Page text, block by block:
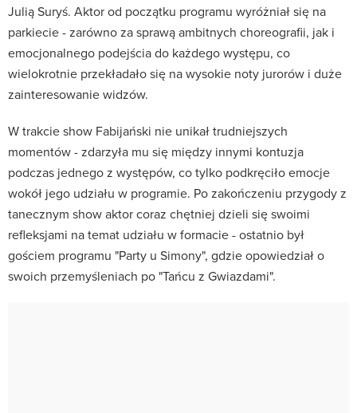
Julią Suryś. Aktor od początku programu wyróżniał się na
parkiecie - zarówno za sprawą ambitnych choreografii, jak i
emocjonalnego podejścia do każdego występu, co
wielokrotnie przekładało się na wysokie noty jurorów i duże
zainteresowanie widzów.
W trakcie show Fabijański nie unikał trudniejszych
momentów - zdarzyła mu się między innymi kontuzja
podczas jednego z występów, co tylko podkręciło emocje
wokół jego udziału w programie. Po zakończeniu przygody z
tanecznym show aktor coraz chętniej dzieli się swoimi
refleksjami na temat udziału w formacie - ostatnio był
gościem programu "Party u Simony", gdzie opowiedział o
swoich przemyśleniach po "Tańcu z Gwiazdami".